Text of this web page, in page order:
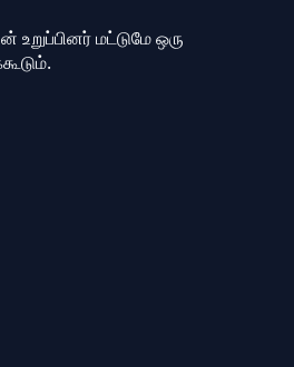
உறுப்பினர் மட்டுமே ஒரு